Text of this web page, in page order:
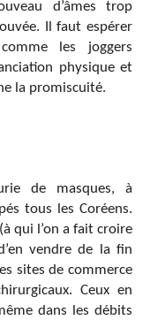
d’âmes trop
Il faut espérer
les joggers
physique et
la promiscuité.
de masques, à
tous les Coréens.
qui l’on a fait croire
vendre de la fin
sites de commerce
Ceux en
dans les débits